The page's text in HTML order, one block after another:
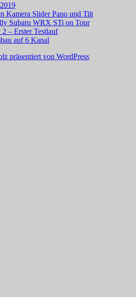
Kamera Slider Pano und Tilt
Subaru WRX STi on Tour
– Erster Testlauf
auf 6 Kanal
präsentiert von WordPress